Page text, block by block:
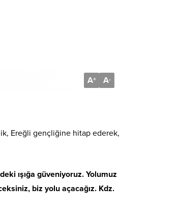
A+ A-
Ereğli gençliğine hitap ederek,
ışığa güveniyoruz. Yolumuz
biz yolu açacağız. Kdz.